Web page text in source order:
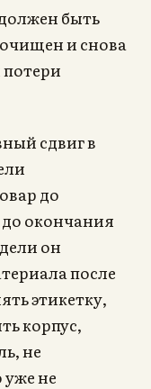
быть
и снова
сдвиг в
до
окончания
он
после
этикетку,
корпус,
не
уже не